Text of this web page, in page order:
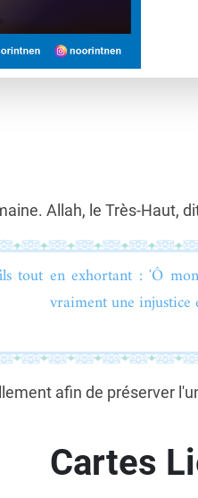
Allah, le Très-Haut,
en exhortant : 'Ô
vraiment une injustice
afin de préserver
Cartes